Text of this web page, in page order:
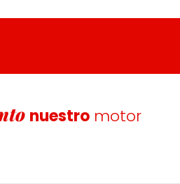
nuestro motor
de EROSKI fue
EROSKI entiende la